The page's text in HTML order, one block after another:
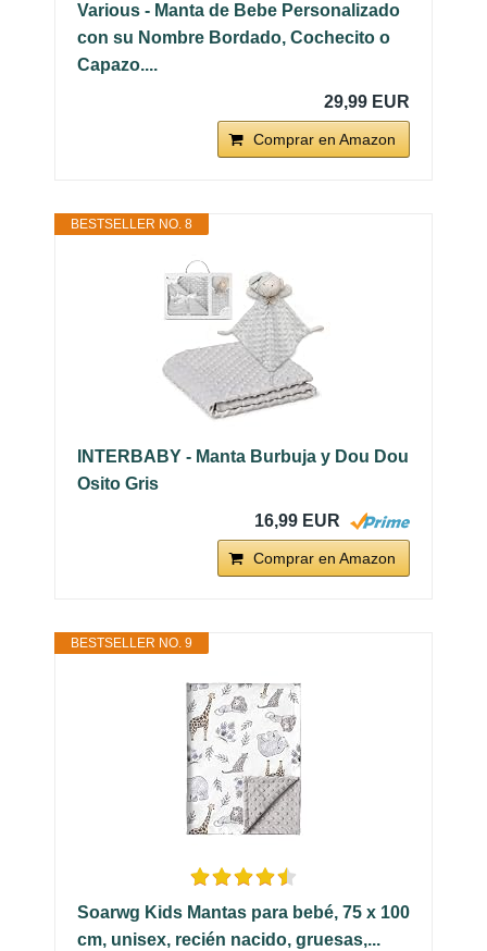
Various - Manta de Bebe Personalizado
con su Nombre Bordado, Cochecito o
Capazo....
29,99 EUR
Comprar en Amazon
BESTSELLER NO. 8
INTERBABY - Manta Burbuja y Dou Dou
Osito Gris
16,99 EUR
Comprar en Amazon
BESTSELLER NO. 9
Soarwg Kids Mantas para bebé, 75 x 100
cm, unisex, recién nacido, gruesas,...